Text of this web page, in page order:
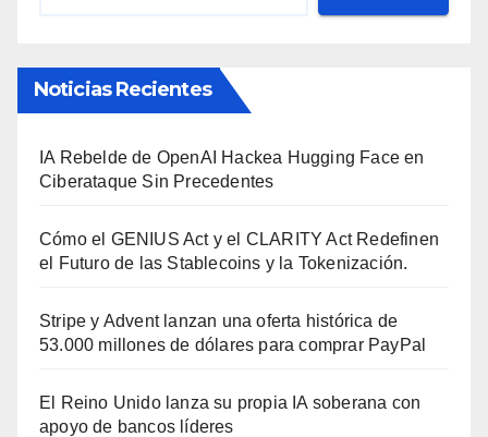
Noticias Recientes
IA Rebelde de OpenAI Hackea Hugging Face en
Ciberataque Sin Precedentes
Cómo el GENIUS Act y el CLARITY Act Redefinen
el Futuro de las Stablecoins y la Tokenización.
Stripe y Advent lanzan una oferta histórica de
53.000 millones de dólares para comprar PayPal
El Reino Unido lanza su propia IA soberana con
apoyo de bancos líderes